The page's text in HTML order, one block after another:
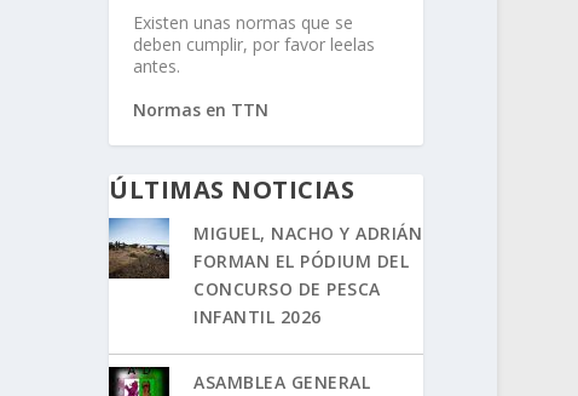
Existen unas normas que se
deben cumplir, por favor leelas
antes.
Normas en TTN
ÚLTIMAS NOTICIAS
MIGUEL, NACHO Y ADRIÁN
FORMAN EL PÓDIUM DEL
CONCURSO DE PESCA
INFANTIL 2026
ASAMBLEA GENERAL